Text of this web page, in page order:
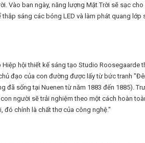
Vào ban ngày, năng lượng Mặt Trời sẽ sạc
sáng các bóng LED và làm phát quang
hội thiết kế sáng tạo Studio Roosegaarde
đạo của con đường được lấy từ bức tranh
đã sống tại Nuenen từ năm 1883 đến 1885).
người sẽ trải nghiệm theo một cách hoàn
đó chính là chất thơ của công nghệ."